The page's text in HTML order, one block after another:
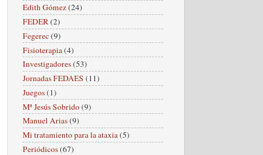
Edith Gómez(24)
FEDER(2)
Fegerec(9)
Fisioterapia(4)
Investigadores(53)
Jornadas FEDAES (11)
Juegos(1)
Mª Jesús Sobrido(9)
Manuel Arias(9)
Mi tratamiento para la ataxia(5)
Periódicos(67)